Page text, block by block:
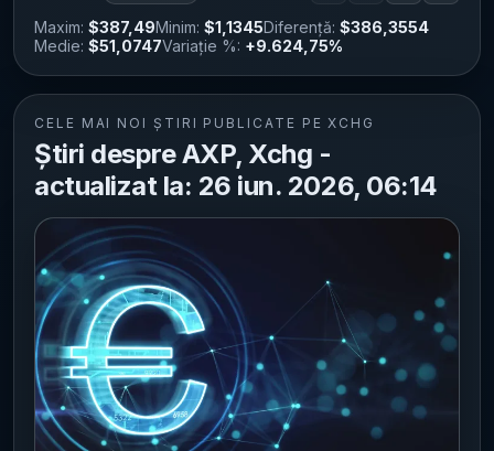
Maxim: $387,49Minim: $1,1345Diferență: $386,3554
Medie: $51,0747Variație %: +9.624,75%
CELE MAI NOI ȘTIRI PUBLICATE PE XCHG
Știri despre AXP, Xchg -
actualizat la: 26 iun. 2026, 06:14